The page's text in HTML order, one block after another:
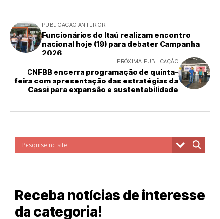
PUBLICAÇÃO ANTERIOR
Funcionários do Itaú realizam encontro
nacional hoje (19) para debater Campanha
2026
PRÓXIMA PUBLICAÇÃO
CNFBB encerra programação de quinta-
feira com apresentação das estratégias da
Cassi para expansão e sustentabilidade
Receba notícias de interesse
da categoria!